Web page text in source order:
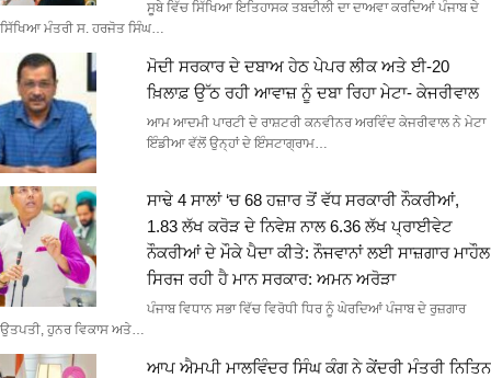
ਸੂਬੇ ਵਿੱਚ ਸਿੱਖਿਆ ਇਤਿਹਾਸਕ ਤਬਦੀਲੀ ਦਾ ਦਾਅਵਾ ਕਰਦਿਆਂ ਪੰਜਾਬ ਦੇ
ਸਿੱਖਿਆ ਮੰਤਰੀ ਸ. ਹਰਜੋਤ ਸਿੰਘ…
ਮੋਦੀ ਸਰਕਾਰ ਦੇ ਦਬਾਅ ਹੇਠ ਪੇਪਰ ਲੀਕ ਅਤੇ ਈ-20
ਖ਼ਿਲਾਫ਼ ਉੱਠ ਰਹੀ ਆਵਾਜ਼ ਨੂੰ ਦਬਾ ਰਿਹਾ ਮੇਟਾ- ਕੇਜਰੀਵਾਲ
ਆਮ ਆਦਮੀ ਪਾਰਟੀ ਦੇ ਰਾਸ਼ਟਰੀ ਕਨਵੀਨਰ ਅਰਵਿੰਦ ਕੇਜਰੀਵਾਲ ਨੇ ਮੇਟਾ
ਇੰਡੀਆ ਵੱਲੋਂ ਉਨ੍ਹਾਂ ਦੇ ਇੰਸਟਾਗ੍ਰਾਮ…
ਸਾਢੇ 4 ਸਾਲਾਂ ‘ਚ 68 ਹਜ਼ਾਰ ਤੋਂ ਵੱਧ ਸਰਕਾਰੀ ਨੌਕਰੀਆਂ,
1.83 ਲੱਖ ਕਰੋੜ ਦੇ ਨਿਵੇਸ਼ ਨਾਲ 6.36 ਲੱਖ ਪ੍ਰਾਈਵੇਟ
ਨੌਕਰੀਆਂ ਦੇ ਮੌਕੇ ਪੈਦਾ ਕੀਤੇ: ਨੌਜਵਾਨਾਂ ਲਈ ਸਾਜ਼ਗਾਰ ਮਾਹੌਲ
ਸਿਰਜ ਰਹੀ ਹੈ ਮਾਨ ਸਰਕਾਰ: ਅਮਨ ਅਰੋੜਾ
ਪੰਜਾਬ ਵਿਧਾਨ ਸਭਾ ਵਿੱਚ ਵਿਰੋਧੀ ਧਿਰ ਨੂੰ ਘੇਰਦਿਆਂ ਪੰਜਾਬ ਦੇ ਰੁਜ਼ਗਾਰ
ਉਤਪਤੀ, ਹੁਨਰ ਵਿਕਾਸ ਅਤੇ…
ਆਪ ਐਮਪੀ ਮਾਲਵਿੰਦਰ ਸਿੰਘ ਕੰਗ ਨੇ ਕੇਂਦਰੀ ਮੰਤਰੀ ਨਿਤਿਨ